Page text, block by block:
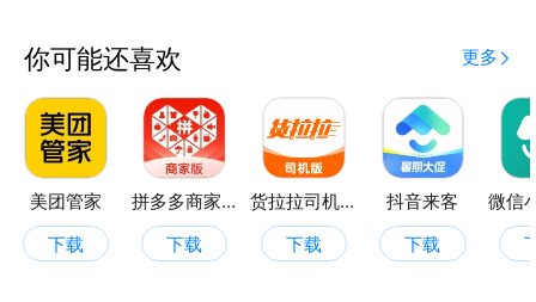
【功能亮点】
海量货源：
10W+的认证货源信息，海量货源覆盖全国各大港口。
智能匹配：
船货智能匹配，根据您的空船信息、船只位置及目的
地，智能推荐货源，更加快捷方便的接单方式，让您省
时省心。
你可能还喜欢 更多
美团管家
下载
拼多多商家版
下载
货拉拉司机版
下载
抖音来客
下载